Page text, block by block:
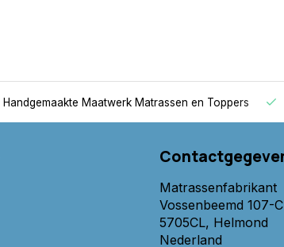
Handgemaakte Maatwerk Matrassen en Toppers
Matrassenfabrikant
Vossenbeemd 107-C
5705CL, Helmond
Nederland